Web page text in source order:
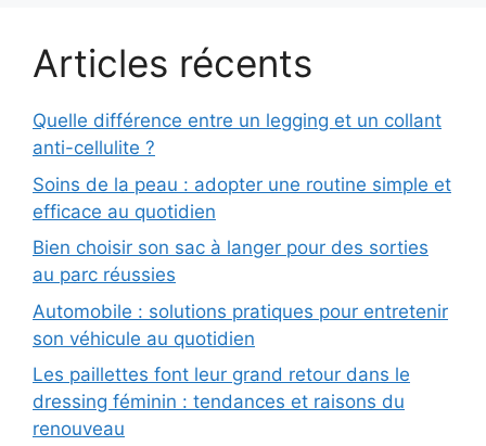
Articles récents
Quelle différence entre un legging et un collant
anti-cellulite ?
Soins de la peau : adopter une routine simple et
efficace au quotidien
Bien choisir son sac à langer pour des sorties
au parc réussies
Automobile : solutions pratiques pour entretenir
son véhicule au quotidien
Les paillettes font leur grand retour dans le
dressing féminin : tendances et raisons du
renouveau